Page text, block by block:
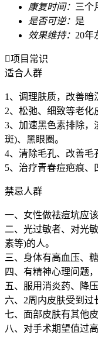
康复时间： 三个
是否可逆： 是
效果维持： 20年
项目常识
适合人群
1、调理肤质，改善暗
2、松弛、细致等老化
3、加速黑色素排除，
斑)、黑眼圈。
4、清除毛孔、改善毛
5、治疗青春痘疤痕、
禁忌人群
一、女性做祛痘坑应
二、光过敏者、对光
素等)的人。
三、身体有高血压、
四、有精神心理问题
五、服用消炎药、降压
六、2周内皮肤受到过
七、面部皮肤有其他
八、对手术期望值过